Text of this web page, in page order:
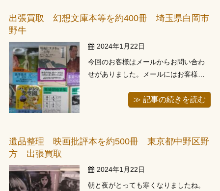
乗り物関連の本が中心でありました。
車やバイクだと特に単行本だと古い年
出張買取 幻想文庫本等を約400冊 埼玉県白岡市
野牛
2024年1月22日
今回のお客様はメールからお問い合わ
せがありました。メールにはお客様情
真も送って頂けましたので、事前にど
もスムーズに作業が行えました。 当店
では出張になると、どうしても内容や
冊数が必要になってしまいます。しか
≫ 記事の続きを読む
遺品整理 映画批評本を約500冊 東京都中野区野
方 出張買取
2024年1月22日
朝と夜がとっても寒くなりましたね。